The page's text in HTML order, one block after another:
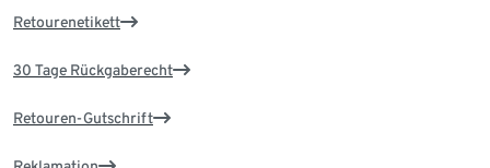
Retourenetikett
30 Tage Rückgaberecht
Retouren-Gutschrift